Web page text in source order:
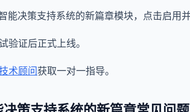
能决策支持系统的新篇章模块，点击启用
验证后正式上线。
术顾问获取一对一指导。